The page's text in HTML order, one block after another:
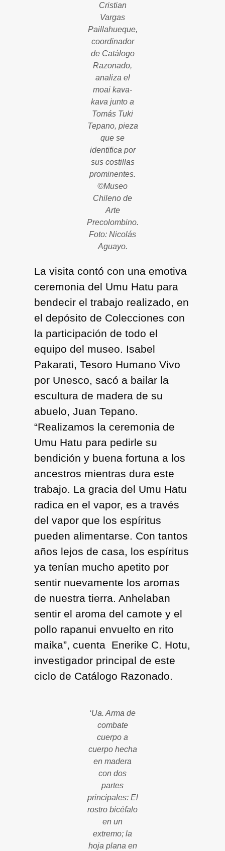
Cristian
Vargas
Paillahueque,
coordinador
de Catálogo
Razonado,
analiza el
moai kava-
kava junto a
Tomás Tuki
Tepano, pieza
que se
identifica por
sus costillas
prominentes.
©Museo
Chileno de
Arte
Precolombino.
Foto: Nicolás
Aguayo.
La visita contó con una emotiva
ceremonia del Umu Hatu para
bendecir el trabajo realizado, en
el depósito de Colecciones con
la participación de todo el
equipo del museo. Isabel
Pakarati, Tesoro Humano Vivo
por Unesco, sacó a bailar la
escultura de madera de su
abuelo, Juan Tepano.
“Realizamos la ceremonia de
Umu Hatu para pedirle su
bendición y buena fortuna a los
ancestros mientras dura este
trabajo. La gracia del Umu Hatu
radica en el vapor, es a través
del vapor que los espíritus
pueden alimentarse. Con tantos
años lejos de casa, los espíritus
ya tenían mucho apetito por
sentir nuevamente los aromas
de nuestra tierra. Anhelaban
sentir el aroma del camote y el
pollo rapanui envuelto en rito
maika”, cuenta Enerike C. Hotu,
investigador principal de este
ciclo de Catálogo Razonado.
‘Ua. Arma de
combate
cuerpo a
cuerpo hecha
en madera
con dos
partes
principales: El
rostro bicéfalo
en un
extremo; la
hoja plana en